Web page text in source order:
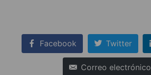
Facebook Twitter
Correo electrónico